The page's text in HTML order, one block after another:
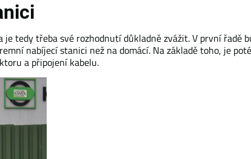
tedy třeba své rozhodnutí důkladně zvážit. V první řadě
nabíjecí stanici než na domácí. Na základě toho, je
a připojení kabelu.